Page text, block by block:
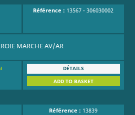
Référence : 13567 - 306030002
MARCHE AV/AR
DÉTAILS
ADD TO BASKET
Référence : 13839